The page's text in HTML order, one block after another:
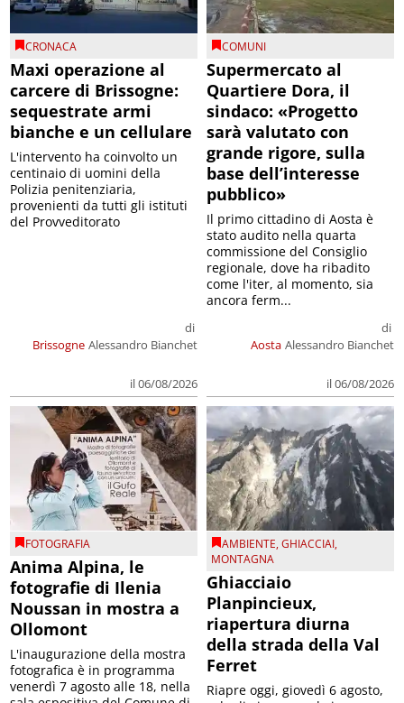
CRONACA
Maxi operazione al
carcere di Brissogne:
sequestrate armi
bianche e un cellulare
Brissogne
di
Alessandro Bianchet
il 06/08/2026
L'intervento ha coinvolto un
centinaio di uomini della
Polizia penitenziaria,
provenienti da tutti gli istituti
del Provveditorato
COMUNI
Supermercato al
Quartiere Dora, il
sindaco: «Progetto
sarà valutato con
grande rigore, sulla
base dell’interesse
pubblico»
Aosta
di
Alessandro Bianchet
il 06/08/2026
Il primo cittadino di Aosta è
stato audito nella quarta
commissione del Consiglio
regionale, dove ha ribadito
come l'iter, al momento, sia
ancora ferm...
FOTOGRAFIA
Anima Alpina, le
fotografie di Ilenia
Noussan in mostra a
Ollomont
L'inaugurazione della mostra
fotografica è in programma
venerdì 7 agosto alle 18, nella
AMBIENTE,GHIACCIAI,
MONTAGNA
Ghiacciaio
Planpincieux,
riapertura diurna
della strada della Val
Ferret
Riapre oggi, giovedì 6 agosto,